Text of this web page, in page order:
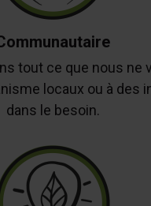
tout ce que nous ne
locaux ou à des
dans le besoin.